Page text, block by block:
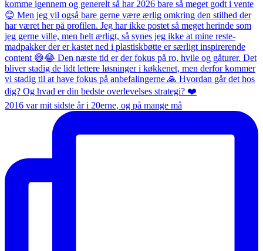
2016 var mit sidste år i 20erne, og på mange må